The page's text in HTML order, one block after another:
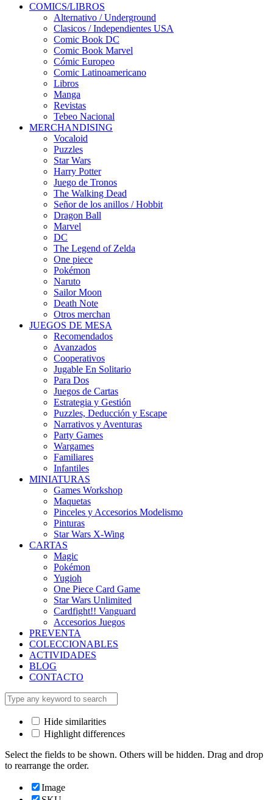
COMICS/LIBROS
Alternativo / Underground
Clasicos / Independientes USA
Comic Book DC
Comic Book Marvel
Cómic Europeo
Comic Latinoamericano
Libros
Manga
Revistas
Tebeo Nacional
MERCHANDISING
Vocaloid
Puzzles
Star Wars
Harry Potter
Juego de Tronos
The Walking Dead
Señor de los anillos / Hobbit
Dragon Ball
Marvel
DC
The Legend of Zelda
One piece
Pokémon
Naruto
Sailor Moon
Death Note
Otros merchan
JUEGOS DE MESA
Recomendados
Avanzados
Cooperativos
Jugable En Solitario
Para Dos
Juegos de Cartas
Estrategia y Gestión
Puzzles, Deducción y Escape
Narrativos y Aventuras
Party Games
Wargames
Familiares
Infantiles
MINIATURAS
Games Workshop
Maquetas
Pinceles y Accesorios Modelismo
Pinturas
Star Wars X-Wing
CARTAS
Magic
Pokémon
Yugioh
One Piece Card Game
Star Wars Unlimited
Cardfight!! Vanguard
Accesorios Juegos
PREVENTA
COLECCIONABLES
ACTIVIDADES
BLOG
CONTACTO
Hide similarities
Highlight differences
Select the fields to be shown. Others will be hidden. Drag and drop
to rearrange the order.
Image